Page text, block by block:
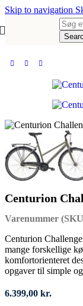
Skip to navigation
Centurion
Varenummer
Centurion
mange forskellige
komfortorienteret
opgaver til simple
6.399,00 kr.